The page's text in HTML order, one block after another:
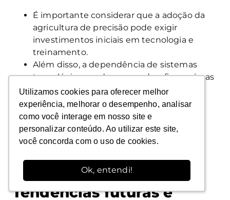
Utilizamos cookies para oferecer melhor
experiência, melhorar o desempenho, analisar
como você interage em nosso site e
personalizar conteúdo. Ao utilizar este site,
você concorda com o uso de cookies.
Ok, entendi!
Utilizamos cookies para oferecer melhor
experiência, melhorar o desempenho, analisar
como você interage em nosso site e
personalizar conteúdo. Ao utilizar este site,
você concorda com o uso de cookies.
Ok, entendi!
É importante considerar que a adoção da
agricultura de precisão pode exigir
investimentos iniciais em tecnologia e
treinamento.
Além disso, a dependência de sistemas
tecnológicos pode ser um desafio em áreas
com infraestrutura limitada.
No entanto, os benefícios geralmente
superam essas desvantagens, tornando a
agricultura de precisão uma escolha
estratégica para o setor.
Tendências futuras e